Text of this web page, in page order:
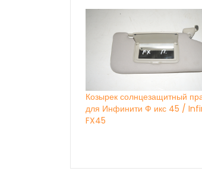
Козырек солнцезащитный
для Инфинити Ф икс 45 /
FX45